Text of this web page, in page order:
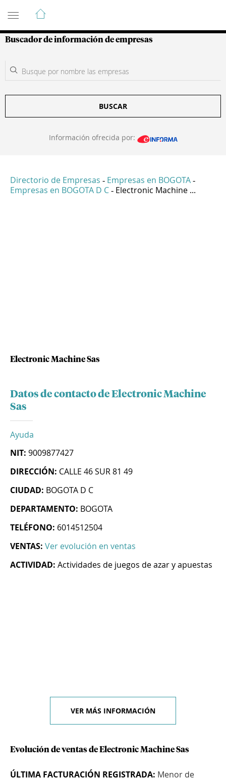
Guía de Empresas Colombianas
Buscador de información de empresas
BUSCAR
Información ofrecida por:
Directorio de Empresas - Empresas en BOGOTA -
Empresas en BOGOTA D C - Electronic Machine ...
Electronic Machine Sas
Datos de contacto de Electronic Machine
Sas
Ayuda
NIT: 9009877427
DIRECCIÓN: CALLE 46 SUR 81 49
CIUDAD: BOGOTA D C
DEPARTAMENTO: BOGOTA
TELÉFONO: 6014512504
VENTAS: Ver evolución en ventas
ACTIVIDAD: Actividades de juegos de azar y apuestas
VER MÁS INFORMACIÓN
Evolución de ventas de Electronic Machine Sas
ÚLTIMA FACTURACIÓN REGISTRADA: Menor de